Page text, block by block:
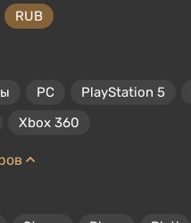
RUB
PC PlayStation 5
Xbox 360